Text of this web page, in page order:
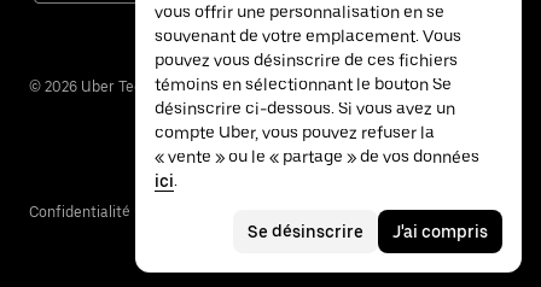
© 2026 Uber Technologies inc.
Confidentialité
vous offrir une personnalisation en se
souvenant de votre emplacement. Vous
pouvez vous désinscrire de ces fichiers
témoins en sélectionnant le bouton Se
désinscrire ci-dessous. Si vous avez un
compte Uber, vous pouvez refuser la
« vente » ou le « partage » de vos données
ici.
Se désinscrire J'ai compris